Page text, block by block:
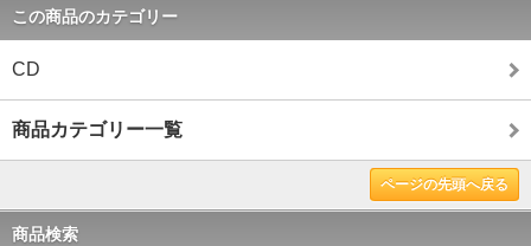
この商品のカテゴリー
CD
商品カテゴリー一覧
ページの先頭へ戻る
商品検索